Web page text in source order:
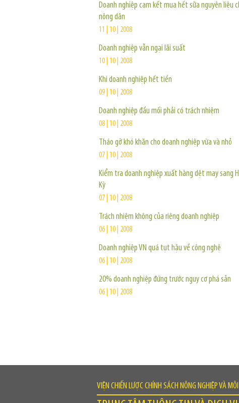
Doanh nghiệp cam kết mua hết sữa nguyên liệu
nông dân
11 | 10 | 2008
Doanh nghiệp vẫn ngại lãi suất
10 | 10 | 2008
Khi doanh nghiệp hết tiền
09 | 10 | 2008
Doanh nghiệp đầu mối phải có trách nhiệm
08 | 10 | 2008
Tháo gỡ khó khăn cho doanh nghiệp vừa và nhỏ
07 | 10 | 2008
Kiểm tra doanh nghiệp xuất hàng dệt may sang
Kỳ
07 | 10 | 2008
Trách nhiệm không của riêng doanh nghiệp
06 | 10 | 2008
Doanh nghiệp VN quá tụt hậu về công nghệ
06 | 10 | 2008
20% doanh nghiệp đứng trước nguy cơ phá sản
06 | 10 | 2008
VIỆN CHIẾN LƯỢC CHÍNH SÁCH NÔNG NGHIỆP VÀ